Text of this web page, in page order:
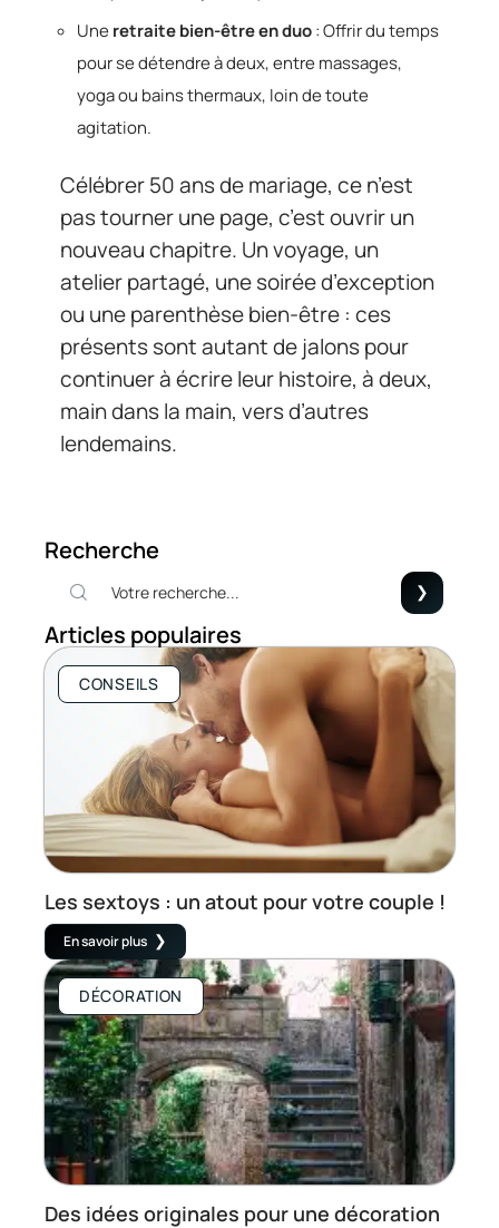
Uneretraite bien-être en duo: Offrir du temps
pour se détendre à deux, entre massages,
yoga ou bains thermaux, loin de toute
agitation.
Célébrer 50 ans de mariage, ce n’est
pas tourner une page, c’est ouvrir un
nouveau chapitre. Un voyage, un
atelier partagé, une soirée d’exception
ou une parenthèse bien-être : ces
présents sont autant de jalons pour
continuer à écrire leur histoire, à deux,
main dans la main, vers d’autres
lendemains.
Recherche
Articles populaires
CONSEILS
Les sextoys : un atout pour votre couple !
En savoir plus
DÉCORATION
Des idées originales pour une décoration